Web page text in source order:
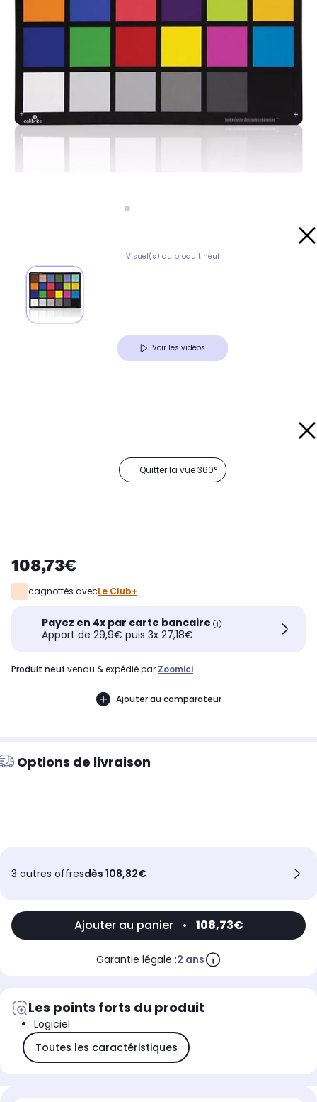
Visuel(s) du produit neuf
Voir les vidéos
Quitter la vue 360°
108,73€
cagnottés avecLe Club+
Payez en 4x par carte bancaire
Apport de 29,9€ puis 3x 27,18€
produit neuf vendu & expédié par Zoomici
Ajouter au comparateur
Options de livraison
3 autres offresdès 108,82€
Ajouter au panier • 108,73€
Garantie légale :2 ans
Les points forts du produit
Logiciel
Toutes les caractéristiques